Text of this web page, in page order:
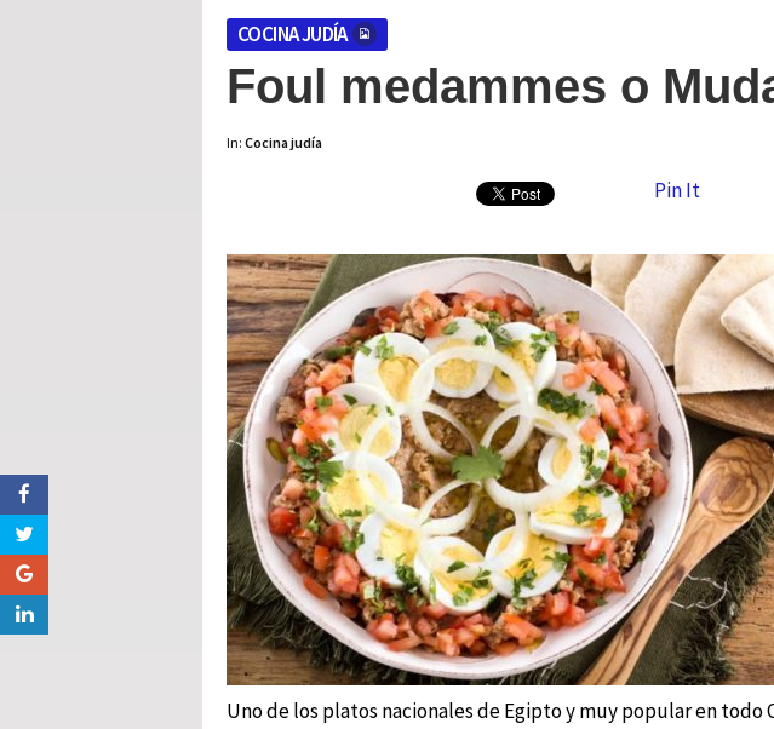
COCINA JUDÍA
Foul medammes o
In: Cocina judía
Pin It
Uno de los platos nacionales de Egipto y muy popular en todo